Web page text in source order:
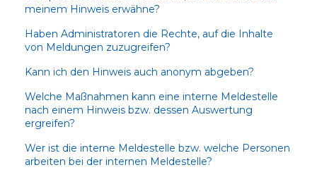
meinem Hinweis erwähne?
Haben Administratoren die Rechte, auf die Inhalte
von Meldungen zuzugreifen?
Kann ich den Hinweis auch anonym abgeben?
Welche Maßnahmen kann eine interne Meldestelle
nach einem Hinweis bzw. dessen Auswertung
ergreifen?
Wer ist die interne Meldestelle bzw. welche Personen
arbeiten bei der internen Meldestelle?